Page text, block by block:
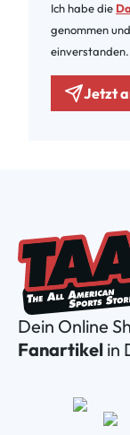
Ich habe die
genommen
einverstanden.
Jetzt
Dein Online
Fanartikel in